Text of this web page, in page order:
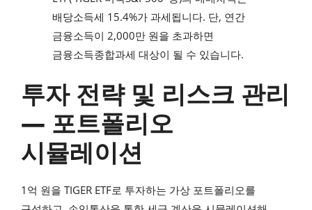
배당소득세 15.4%가 과세됩니다. 단, 연간
금융소득이 2,000만 원을 초과하면
금융소득종합과세 대상이 될 수 있습니다.
투자 전략 및 리스크 관리
— 포트폴리오
시뮬레이션
1억 원을 TIGER ETF로 투자하는 가상 포트폴리오를